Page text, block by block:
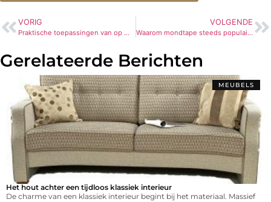
VORIG
Praktische toepassingen van op maat gemaakte printlabels in de horeca
VOLGENDE
Waarom mondtape steeds populairder wordt tijdens het slapen
Gerelateerde Berichten
MEUBELS
Het hout achter een tijdloos klassiek interieur
De charme van een klassiek interieur begint bij het materiaal. Massief